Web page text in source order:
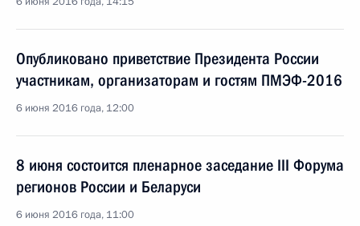
Опубликовано приветствие Президента России
участникам, организаторам и гостям ПМЭФ-2016
6 июня 2016 года, 12:00
8 июня состоится пленарное заседание III Форума
регионов России и Беларуси
6 июня 2016 года, 11:00